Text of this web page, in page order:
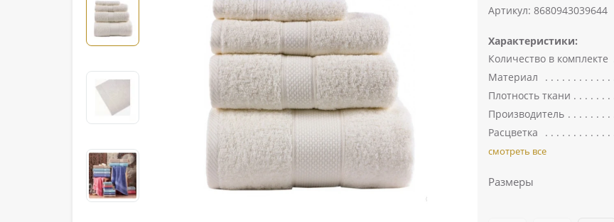
Артикул: 8680943039644
Характеристики:
Количество в комплекте
Материал
Плотность ткани
Производитель
Расцветка
смотреть все
Размеры